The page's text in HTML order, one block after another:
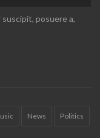
posuere a,
News Politics